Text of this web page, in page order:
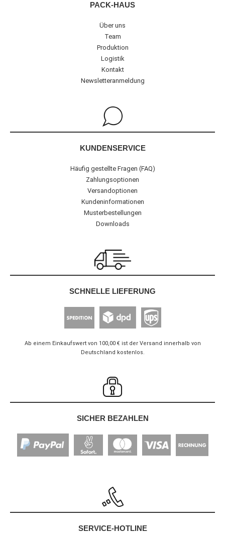
PACK-HAUS
Über uns
Team
Produktion
Logistik
Kontakt
Newsletteranmeldung
KUNDENSERVICE
Häufig gestellte Fragen (FAQ)
Zahlungsoptionen
Versandoptionen
Kundeninformationen
Musterbestellungen
Downloads
SCHNELLE LIEFERUNG
Ab einem Einkaufswert von 100,00 € ist der Versand innerhalb von
Deutschland kostenlos.
SICHER BEZAHLEN
SERVICE-HOTLINE